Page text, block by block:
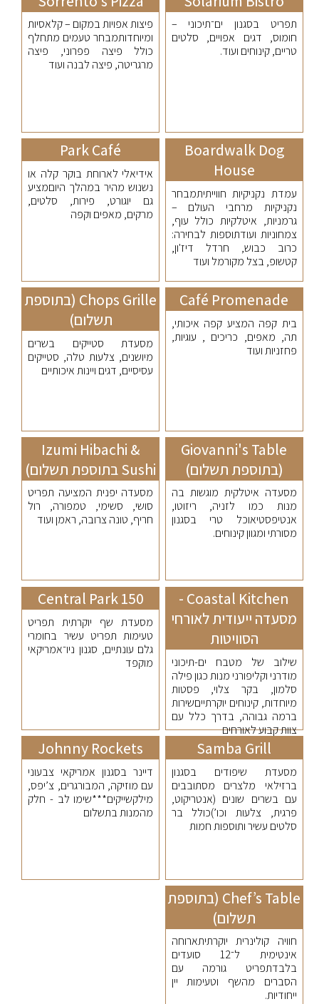
תפריט בסגנון ים־תיכוני –
חומוס, דגים אפויים, סלטים
טריים, קינוחים ועוד.
פיצות אפויות במקום – קלאסיות
ומיוחדותמבחר טעמים מתחלף
כולל פיצה פפרוני, פיצה
מרגריטה, פיצה לבנה ועוד
Boardwalk Dog
House
עמדת נקניקיות חווייתיתמבחר
נקניקיות מרחבי העולם –
גרמניות, איטלקיות כולל עוף,
צמחוניות ועודתוספות לבחירה:
כרוב כבוש, חרדל דיז'ון,
קטשופ, בצל מקורמל ועוד
Park Café
אידיאלי לארוחת בוקר קלה או
נשנוש מהיר במהלך היוםמציע
גם יוגורט, פירות, סלטים,
מרקים, מאפים וקפה
Café Promenade
בית קפה המציע קפה איכותי,
תה, מאפים, כריכים , עוגיות,
פחזניות ועוד
Chops Grille (בתוספת
תשלום)
מסעדת סטייקים בשרים
מיושנים, צלעות טלה, סטייקים
עסיסיים, דגים ויינות איכותיים
Giovanni's Table
(בתוספת תשלום)
מסעדה איטלקית מוגשות בה
מנות כמו לזניה, ריזוטו,
אנטיפסטיאוכל טרי בסגנון
מסורתי ומגוון קינוחים.
Izumi Hibachi &
Sushi בתוספת תשלום)
מסעדה יפנית המציעה תפריט
סושי, סשימי, טמפורה, רול
חריף, טונה צרובה, ראמן ועוד
Coastal Kitchen -
מסעדה ייעודית לאורחי
הסוויטות
שילוב של מטבח ים-תיכוני
מודרני וקליפורני מנות כגון פילה
סלמון, בקר צלוי, פסטות
מיוחדות, קינוחים יוקרתייםשירות
ברמה גבוהה, בדרך כלל עם
צוות קבוע לאורחים
150 Central Park
מסעדת שף יוקרתית תפריט
טעימות תפריט עשיר בחומרי
גלם עונתיים, סגנון ניו־אמריקאי
מוקפד
Samba Grill
מסעדת שיפודים בסגנון
ברזילאי מלצרים מסתובבים
עם בשרים שונים (אנטריקוט,
פרגית, צלעות וכו’)כולל בר
סלטים עשיר ותוספות חמות
Johnny Rockets
דיינר בסגנון אמריקאי צבעוני
עם מוזיקה, המבורגרים, צ’יפס,
מילקשייקים***שימו לב - חלק
מהמנות בתשלום
Chef’s Table (בתוספת
תשלום)
חוויה קולינרית יוקרתיתארוחה
אינטימית ל־12 סועדים
בלבדתפריט גורמה עם
הסברים מהשף וטעימות יין
ייחודיות.